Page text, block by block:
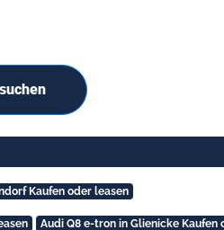
Kaufen oder leasen
Audi Q8 e-tron in Glienicke Kaufen